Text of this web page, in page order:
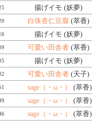
揚げイモ (妖夢)
白珠杏仁豆腐 (萃香)
揚げイモ (妖夢)
可愛い田舎者 (萃香)
揚げイモ (妖夢)
可愛い田舎者 (天子)
sage（・ω・） (萃香)
sage（・ω・） (萃香)
sage（・ω・） (萃香)